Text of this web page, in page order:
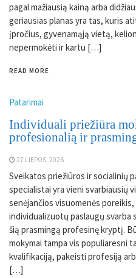
pagal mažiausią kainą arba
geriausias planas yra tas, kuris
įpročius, gyvenamąją vietą,
nepermokėti ir kartu […]
READ MORE
Patarimai
Individuali priežiūra
profesionalią ir
27 LIEPOS, 2026
Sveikatos priežiūros ir socialinių
specialistai yra vieni svarbiausių
senėjančios visuomenės
individualizuotų paslaugų svarba
šią prasmingą profesinę kryptį.
mokymai tampa vis populiaresni
kvalifikaciją, pakeisti profesiją
[…]